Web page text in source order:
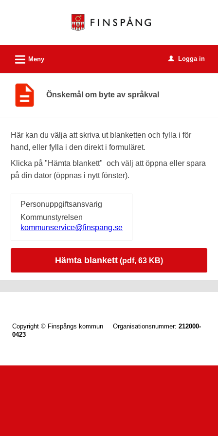
tjänster
Finspångs
kommun
L Meny u Logga in
Önskemål om byte av språkval
Här kan du välja att skriva ut blanketten och fylla i för
hand, eller fylla i den direkt i formuläret.
Klicka på "Hämta blankett" och välj att öppna eller spara
på din dator (öppnas i nytt fönster).
Personuppgiftsansvarig
Kommunstyrelsen
kommunservice@finspang.se
Hämta blankett (pdf, 63 KB)
Copyright © Finspångs kommun Organisationsnummer: 212000-
0423